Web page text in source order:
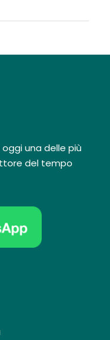
oggi una delle più
del tempo